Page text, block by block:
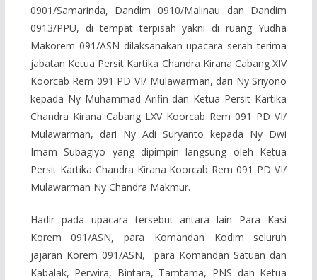
0901/Samarinda, Dandim 0910/Malinau dan Dandim
0913/PPU, di tempat terpisah yakni di ruang Yudha
Makorem 091/ASN dilaksanakan upacara serah terima
jabatan Ketua Persit Kartika Chandra Kirana Cabang XIV
Koorcab Rem 091 PD VI/ Mulawarman, dari Ny Sriyono
kepada Ny Muhammad Arifin dan Ketua Persit Kartika
Chandra Kirana Cabang LXV Koorcab Rem 091 PD VI/
Mulawarman, dari Ny Adi Suryanto kepada Ny Dwi
Imam Subagiyo yang dipimpin langsung oleh Ketua
Persit Kartika Chandra Kirana Koorcab Rem 091 PD VI/
Mulawarman Ny Chandra Makmur.
Hadir pada upacara tersebut antara lain Para Kasi
Korem 091/ASN, para Komandan Kodim seluruh
jajaran Korem 091/ASN, para Komandan Satuan dan
Kabalak, Perwira, Bintara, Tamtama, PNS dan Ketua